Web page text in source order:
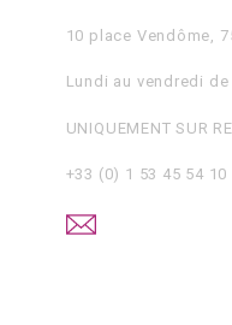
10 place Vendôme,
Lundi au vendredi de
UNIQUEMENT SUR
+33 (0) 1 53 45 54 10